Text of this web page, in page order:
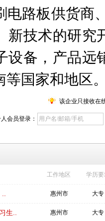
电路板供货商
新技术的研究
设备，产品远
等国家和地区
该企业只接收在
人会员登录：
工作地区 学历
惠州市 大专
生.. 惠州市 大专